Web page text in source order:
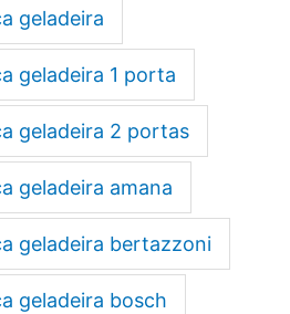
geladeira
geladeira 1 porta
geladeira 2 portas
geladeira amana
geladeira bertazzoni
geladeira bosch